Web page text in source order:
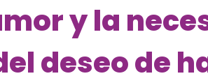
y la
deseo de